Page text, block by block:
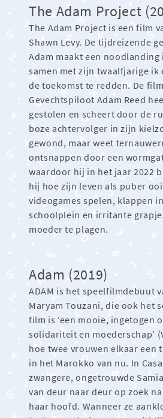
The Adam Project
The Adam Project is een film
Shawn Levy. De tijdreizende
Adam maakt een noodlanding
samen met zijn twaalfjarige ik
de toekomst te redden. De
Gevechtspiloot Adam Reed
gestolen en scheert door de
boze achtervolger in zijn
gewond, maar weet
ontsnappen door een
waardoor hij in het jaar 2022
hij hoe zijn leven als puber
videogames spelen, klappen
schoolplein en irritante
moeder te plagen.
Adam (2019)
ADAM is het speelfilmdebuut
Maryam Touzani, die ook het
film is ‘een mooie, ingetogen
solidariteit en moederschap’
hoe twee vrouwen elkaar een
in het Marokko van nu. In
zwangere, ongetrouwde
van deur naar deur op zoek
haar hoofd. Wanneer ze